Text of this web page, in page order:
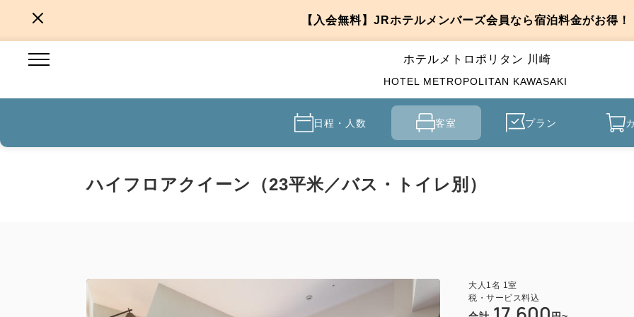
【入会無料】JRホテルメンバーズ会員なら宿泊料金がお得！
ホテルメトロポリタン 川崎
HOTEL METROPOLITAN KAWASAKI
日程・人数 客室 プラン
ハイフロアクイーン（23平米／バス・トイレ別）
大人 1名 1室
税・サービス料込